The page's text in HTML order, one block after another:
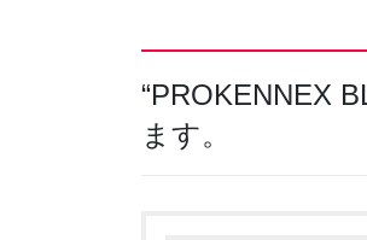
“PROKENNEX
ます。